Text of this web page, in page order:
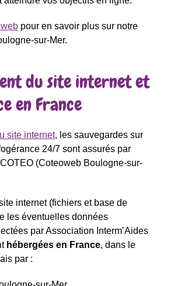
pour en savoir plus sur notre
sur-Mer.
du site internet et
en France
site internet, les sauvegardes sur
24/7 sont assurés par
(Coteoweb Boulogne-sur-
internet (fichiers et base de
les éventuelles données
par Association Interm’Aides
hébergées en France, dans le
par :